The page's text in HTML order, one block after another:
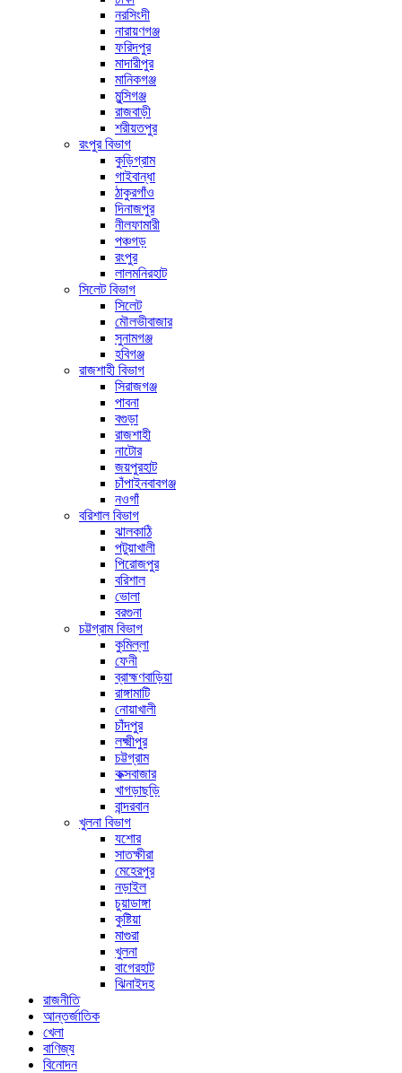
নরসিংদী
নারায়ণগঞ্জ
ফরিদপুর
মাদারীপুর
মানিকগঞ্জ
মুন্সিগঞ্জ
রাজবাড়ী
শরীয়তপুর
রংপুর বিভাগ
কুড়িগ্রাম
গাইবান্ধা
ঠাকুরগাঁও
দিনাজপুর
নীলফামারী
পঞ্চগড়
রংপুর
লালমনিরহাট
সিলেট বিভাগ
সিলেট
মৌলভীবাজার
সুনামগঞ্জ
হবিগঞ্জ
রাজশাহী বিভাগ
সিরাজগঞ্জ
পাবনা
বগুড়া
রাজশাহী
নাটোর
জয়পুরহাট
চাঁপাইনবাবগঞ্জ
নওগাঁ
বরিশাল বিভাগ
ঝালকাঠি
পটুয়াখালী
পিরোজপুর
বরিশাল
ভোলা
বরগুনা
চট্টগ্রাম বিভাগ
কুমিল্লা
ফেনী
ব্রাহ্মণবাড়িয়া
রাঙ্গামাটি
নোয়াখালী
চাঁদপুর
লক্ষ্মীপুর
চট্টগ্রাম
কক্সবাজার
খাগড়াছড়ি
বান্দরবান
খুলনা বিভাগ
যশোর
সাতক্ষীরা
মেহেরপুর
নড়াইল
চুয়াডাঙ্গা
কুষ্টিয়া
মাগুরা
খুলনা
বাগেরহাট
ঝিনাইদহ
রাজনীতি
আন্তর্জাতিক
খেলা
বাণিজ্য
বিনোদন